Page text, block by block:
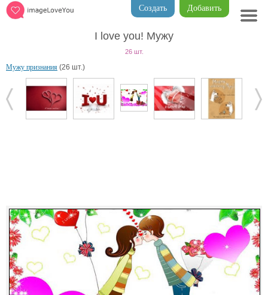
Добавить
Создать
I love you! Мужу
26 шт.
Мужу признания (26 шт.)